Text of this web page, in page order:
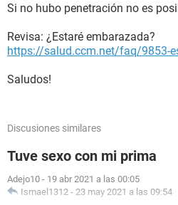
Si no hubo penetración no es
Revisa: ¿Estaré embarazada?
https://salud.ccm.net/faq/9853-
Saludos!
Discusiones similares
Tuve sexo con mi prima
Adejo10 - 19 abr 2021 a las 00:05
Ismael1312 - 23 may 2021 a las 09:54